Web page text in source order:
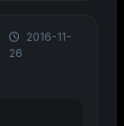
2016-11-
26